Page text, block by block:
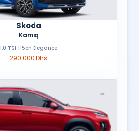
Skoda
Kamiq
1.0 TSI 115ch Elegance
290 000 Dhs